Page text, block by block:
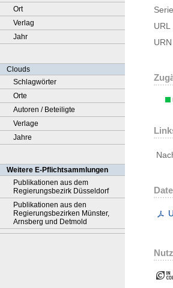
Ort
Verlag
Jahr
Clouds
Schlagwörter
Orte
Autoren / Beteiligte
Verlage
Jahre
Weitere E-Pflichtsammlungen
Publikationen aus dem
Regierungsbezirk Düsseldorf
Publikationen aus den
Regierungsbezirken Münster,
Arnsberg und Detmold
Serie
URL
URN